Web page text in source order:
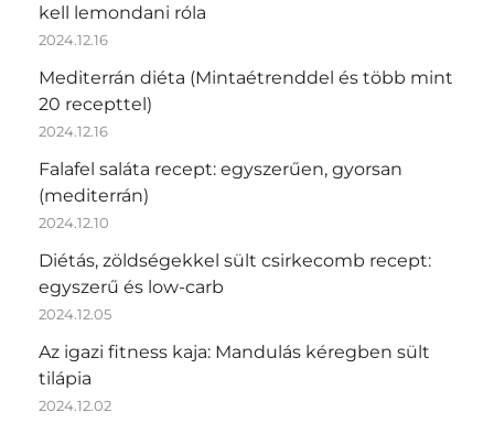
kell lemondani róla
2024.12.16
Mediterrán diéta (Mintaétrenddel és több mint
20 recepttel)
2024.12.16
Falafel saláta recept: egyszerűen, gyorsan
(mediterrán)
2024.12.10
Diétás, zöldségekkel sült csirkecomb recept:
egyszerű és low-carb
2024.12.05
Az igazi fitness kaja: Mandulás kéregben sült
tilápia
2024.12.02